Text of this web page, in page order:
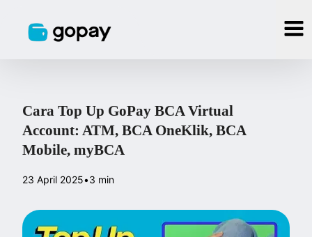
Cara Top Up GoPay BCA Virtual
Account: ATM, BCA OneKlik, BCA
Mobile, myBCA
23 April 2025•3 min